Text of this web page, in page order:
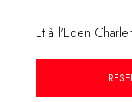
Et à l'Eden